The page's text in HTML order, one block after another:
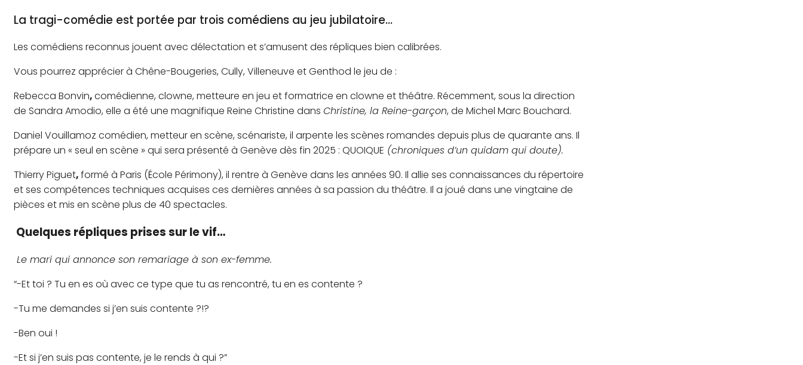
La tragi-comédie est portée par trois comédiens au jeu jubilatoire…
Les comédiens reconnus jouent avec délectation et s’amusent des répliques bien calibrées.
Vous pourrez apprécier à Chêne-Bougeries, Cully, Villeneuve et Genthod le jeu de :
Rebecca Bonvin,comédienne, clowne, metteure en jeu et formatrice en clowne et théâtre. Récemment, sous la direction
de Sandra Amodio, elle a été une magnifique Reine Christine dans Christine, la Reine-garçon, de Michel Marc Bouchard.
Daniel Vouillamoz comédien, metteur en scène, scénariste, il arpente les scènes romandes depuis plus de quarante ans. Il
prépare un « seul en scène » qui sera présenté à Genève dès fin 2025 : QUOIQUE (chroniques d’un quidam qui doute).
Thierry Piguet,formé à Paris (École Périmony), il rentre à Genève dans les années 90. Il allie ses connaissances du répertoire
et ses compétences techniques acquises ces dernières années à sa passion du théâtre. Il a joué dans une vingtaine de
pièces et mis en scène plus de 40 spectacles.
Quelques répliques prises sur le vif…
Le mari qui annonce son remariage à son ex-femme.
“-Et toi ? Tu en es où avec ce type que tu as rencontré, tu en es contente ?
-Tu me demandes si j’en suis contente ?!?
-Ben oui !
-Et si j’en suis pas contente, je le rends à qui ?”